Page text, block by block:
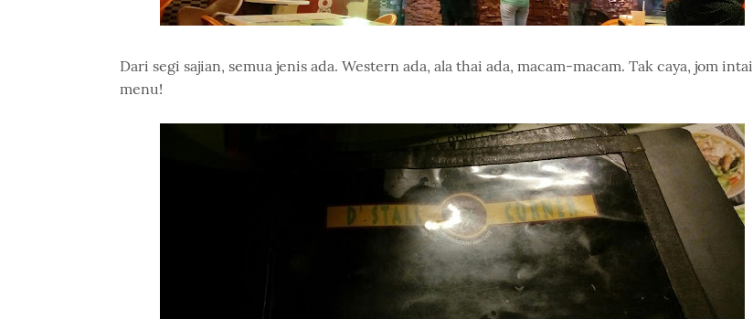
Dari segi sajian, semua jenis ada. Western ada, ala thai ada, macam-macam. Tak caya, jom intai
menu!